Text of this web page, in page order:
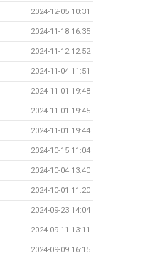
2024-12-05 10:31
2024-11-18 16:35
2024-11-12 12:52
2024-11-04 11:51
2024-11-01 19:48
2024-11-01 19:45
2024-11-01 19:44
2024-10-15 11:04
2024-10-04 13:40
2024-10-01 11:20
2024-09-23 14:04
2024-09-11 13:11
2024-09-09 16:15